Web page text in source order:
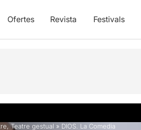
Ofertes Revista Festivals
Opinions Articles
,Teatre gestual » DIOS. La Comedia